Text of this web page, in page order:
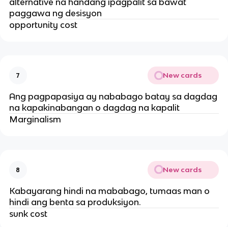
alternative na handang ipagpalit sa bawat
paggawa ng desisyon
opportunity cost
7 New cards
Ang pagpapasiya ay nababago batay sa dagdag
na kapakinabangan o dagdag na kapalit
Marginalism
8 New cards
Kabayarang hindi na mababago, tumaas man o
hindi ang benta sa produksiyon.
sunk cost